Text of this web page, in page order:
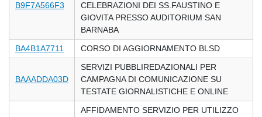
B9F7A566F3
CELEBRAZIONI DEI SS.FAUSTINO E
GIOVITA PRESSO AUDITORIUM SAN
BARNABA
BA4B1A7711
CORSO DI AGGIORNAMENTO BLSD
BAAADDA03D
SERVIZI PUBBLIREDAZIONALI PER
CAMPAGNA DI COMUNICAZIONE SU
TESTATE GIORNALISTICHE E ONLINE
AFFIDAMENTO SERVIZIO PER UTILIZZO